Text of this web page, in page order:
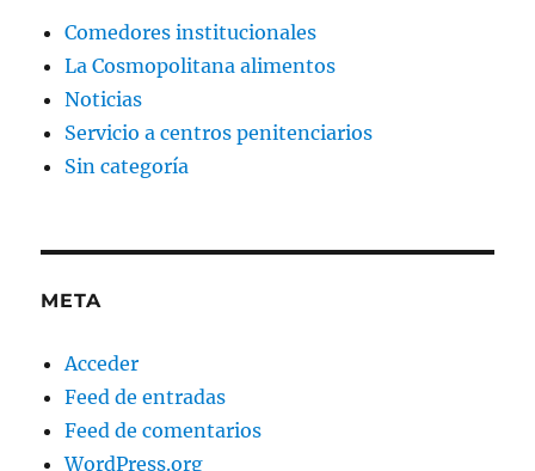
Comedores institucionales
La Cosmopolitana alimentos
Noticias
Servicio a centros penitenciarios
Sin categoría
META
Acceder
Feed de entradas
Feed de comentarios
WordPress.org